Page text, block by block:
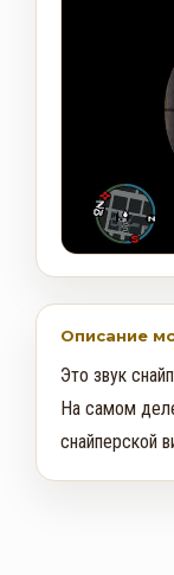
Описание
Это звук
На самом
снайперской